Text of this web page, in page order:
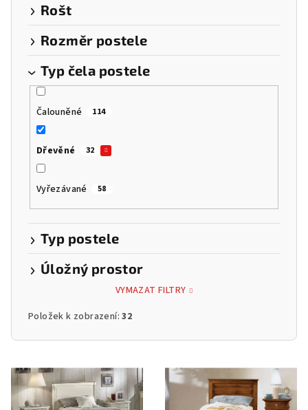
Rošt
Rozměr postele
Typ čela postele
Čalouněné 114
Dřevěné 32
Vyřezávané 58
Typ postele
Úložný prostor
VYMAZAT FILTRY
Položek k zobrazení:32
ý
p